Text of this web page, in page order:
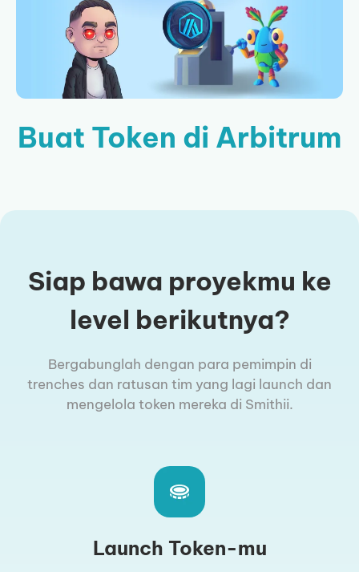
Buat Token di Arbitrum
Siap bawa proyekmu ke
level berikutnya?
Bergabunglah dengan para pemimpin di
trenches dan ratusan tim yang lagi launch dan
mengelola token mereka di Smithii.
Launch Token-mu